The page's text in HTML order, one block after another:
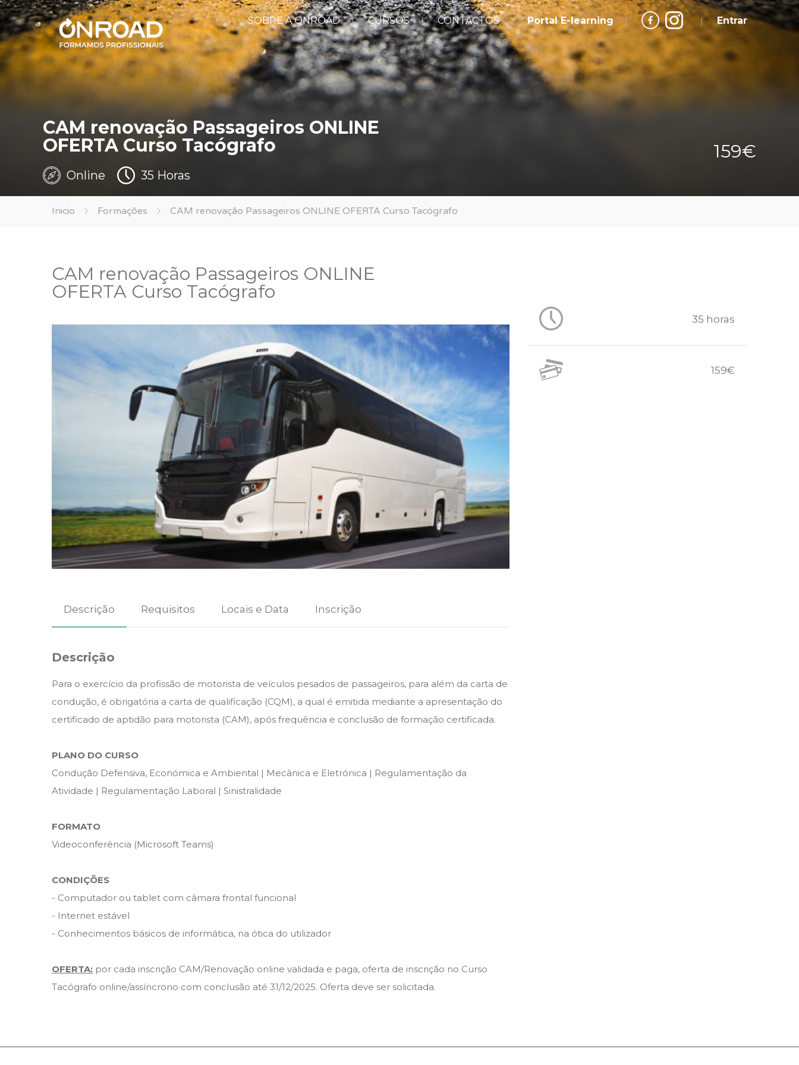
SOBRE A ONROAD CURSOS CONTACTOS Portal E-learning Entrar
CAM renovação Passageiros ONLINE
OFERTA Curso Tacógrafo
Online 35 Horas
159€
Inicio Formações CAM renovação Passageiros ONLINE OFERTA Curso Tacógrafo
CAM renovação Passageiros ONLINE
OFERTA Curso Tacógrafo
Descrição Requisitos Locais e Data Inscrição
Descrição
Para o exercício da profissão de motorista de veículos pesados de passageiros, para além da carta de
condução, é obrigatória a carta de qualificação (CQM), a qual é emitida mediante a apresentação do
certificado de aptidão para motorista (CAM), após frequência e conclusão de formação certificada.
PLANO DO CURSO
Condução Defensiva, Económica e Ambiental | Mecânica e Eletrónica | Regulamentação da
Atividade | Regulamentação Laboral | Sinistralidade
FORMATO
Videoconferência (Microsoft Teams)
CONDIÇÕES
- Computador ou tablet com câmara frontal funcional
- Internet estável
- Conhecimentos básicos de informática, na ótica do utilizador
OFERTA: por cada inscrição CAM/Renovação online validada e paga, oferta de inscrição no Curso
Tacógrafo online/assíncrono com conclusão até 31/12/2025. Oferta deve ser solicitada.
35 horas
159€